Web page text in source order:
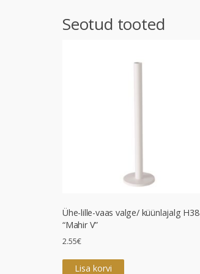
Seotud tooted
Ühe-lille-vaas valge/ küünlajalg H38
“Mahir V”
2.55€
Lisa korvi